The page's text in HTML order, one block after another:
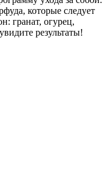
которые следует
гранат, огурец,
результаты!